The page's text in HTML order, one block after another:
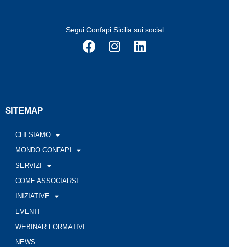
Segui Confapi Sicilia sui social
SITEMAP
CHI SIAMO
MONDO CONFAPI
SERVIZI
COME ASSOCIARSI
INIZIATIVE
EVENTI
WEBINAR FORMATIVI
NEWS